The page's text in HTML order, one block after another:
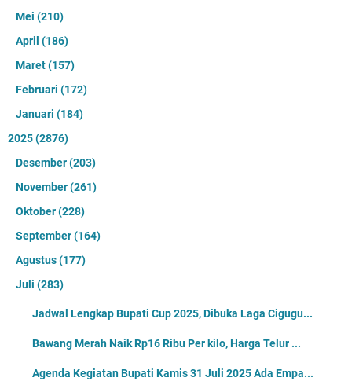
Mei (210)
April (186)
Maret(157)
Februari (172)
Januari (184)
2025(2876)
Desember(203)
November(261)
Oktober(228)
September(164)
Agustus(177)
Juli (283)
Jadwal Lengkap Bupati Cup 2025, Dibuka Laga Cigugu...
Bawang Merah Naik Rp16 Ribu Per kilo, Harga Telur ...
Agenda Kegiatan Bupati Kamis 31 Juli 2025 Ada Empa...